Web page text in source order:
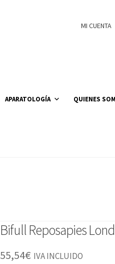
MI CUENTA
APARATOLOGÍA QUIENES
Bifull Reposapies
55,54€ IVA INCLUIDO